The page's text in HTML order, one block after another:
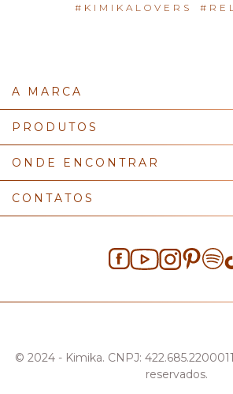
#KIMIKALOVERS
A MARCA
PRODUTOS
ONDE ENCONTRAR
CONTATOS
© 2024 - Kimika. CNPJ:
reservados.